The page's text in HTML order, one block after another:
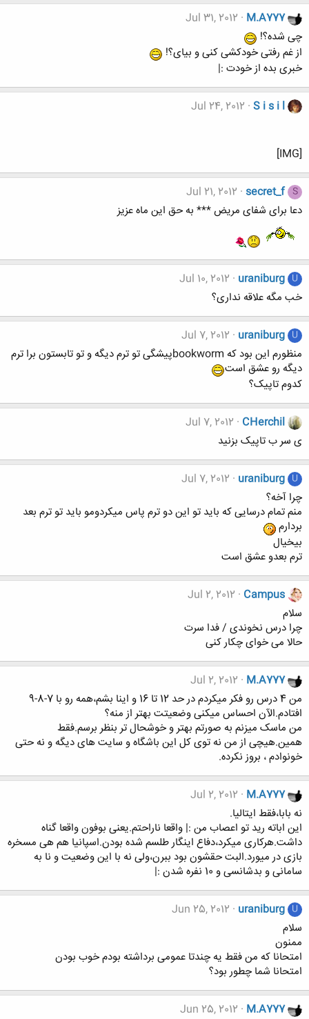
M.A777
Jul 31, 2012
چی شده؟!
از غم رفتی خودکشی کنی و بیای؟!
خبری بده از خودت :|
S i s i l
Jul 24, 2012
[IMG]
S
secret_f
Jul 21, 2012
دعا برای شفای مریض *** به حق این ماه عزیز
U
uraniburg
Jul 10, 2012
خب مگه علاقه نداری؟
U
uraniburg
Jul 7, 2012
منظورم این بود که bookwormپیشگی تو ترم دیگه و تو تابستون برا ترم
دیگه رو عشق است
کدوم تاپیک؟
CHerchil
Jul 7, 2012
ی سر ب تاپیک بزنید
U
uraniburg
Jul 7, 2012
چرا آخه؟
منم تمام درسایی که باید تو این دو ترم پاس میکردومو باید تو ترم بعد
بردارم
بیخیال
ترم بعدو عشق است
Campus
Jul 2, 2012
سلام
چرا درس نخوندی / فدا سرت
حالا می خوای چکار کنی
M.A777
Jul 2, 2012
من 4 درس رو فکر میکردم در حد 12 تا 16 و اینا بشم،همه رو با 7-8-9
افتادم.الآن احساس میکنی وضعیتت بهتر از منه؟
من ماسک میزنم به صورتم بهتر و خوشحال تر بنظر برسم.فقط
همین.هیچی از من نه توی کل این باشگاه و سایت های دیگه و نه حتی
خونوادم ، بروز نکرده.
M.A777
Jul 2, 2012
نه بابا،فقط ایتالیا.
این اباته رید تو اعصاب من :| واقعا ناراحتم.یعنی بوفون واقعا گناه
داشت.هرکاری میکرد،دفاع اینگار طلسم شده بودن.اسپانیا هم هی مسخره
بازی در میورد.البت حقشون بود ببرن،ولی نه با این وضعیت و نا به
سامانی و بدشانسی و 10 نفره شدن :|
U
uraniburg
Jun 25, 2012
سلام
ممنون
امتحانا که من فقط یه چندتا عمومی برداشته بودم خوب بودن
امتحانا شما چطور بود؟
M.A777
Jun 25, 2012